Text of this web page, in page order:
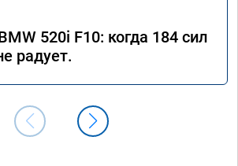
520i F10: когда 184 сил
радует.